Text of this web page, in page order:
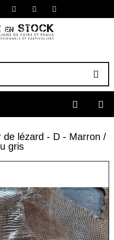
de lézard - D - Marron /
gris